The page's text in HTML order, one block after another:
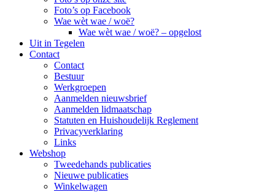
Foto’s op Facebook
Wae wèt wae / woë?
Wae wèt wae / woë? – opgelost
Uit in Tegelen
Contact
Contact
Bestuur
Werkgroepen
Aanmelden nieuwsbrief
Aanmelden lidmaatschap
Statuten en Huishoudelijk Reglement
Privacyverklaring
Links
Webshop
Tweedehands publicaties
Nieuwe publicaties
Winkelwagen